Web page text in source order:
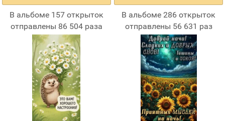
В альбоме 157 открыток
отправлены 86 504 раза
В альбоме 286 открыток
отправлены 56 631 раз